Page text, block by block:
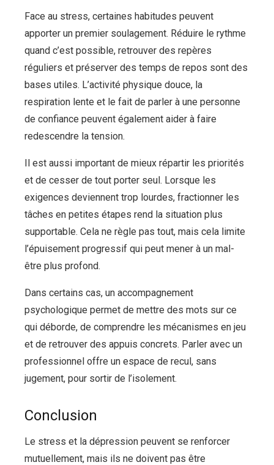
Face au stress, certaines habitudes peuvent
apporter un premier soulagement. Réduire le rythme
quand c’est possible, retrouver des repères
réguliers et préserver des temps de repos sont des
bases utiles. L’activité physique douce, la
respiration lente et le fait de parler à une personne
de confiance peuvent également aider à faire
redescendre la tension.
Il est aussi important de mieux répartir les priorités
et de cesser de tout porter seul. Lorsque les
exigences deviennent trop lourdes, fractionner les
tâches en petites étapes rend la situation plus
supportable. Cela ne règle pas tout, mais cela limite
l’épuisement progressif qui peut mener à un mal-
être plus profond.
Dans certains cas, un accompagnement
psychologique permet de mettre des mots sur ce
qui déborde, de comprendre les mécanismes en jeu
et de retrouver des appuis concrets. Parler avec un
professionnel offre un espace de recul, sans
jugement, pour sortir de l’isolement.
Conclusion
Le stress et la dépression peuvent se renforcer
mutuellement, mais ils ne doivent pas être